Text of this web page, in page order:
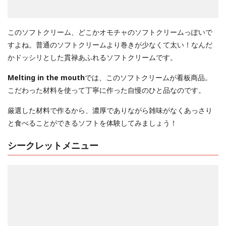
このソフトクリーム、どこかオモチャのソフトクリームっぽいで
すよね。普通のソフトクリームより巻きが少なくて太い！なんだ
かドッシリとした貫禄あふれるソフトクリームです。
Melting in the mouthでは、このソフトクリームが看板商品。
こだわった材料を使って丁寧に作った自慢のひと品なのです。
厳選した材料で作るから、濃厚でありながら雑味がなくあっさり
と食べることができるソフトを体験してみましょう！
シークレットメニュー